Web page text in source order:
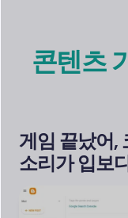
콘텐츠
게임 끝났어,
소리가 입보